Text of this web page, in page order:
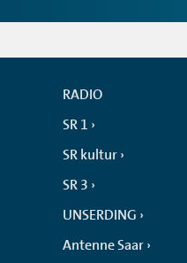
RADIO
SR 1
SR kultur
SR 3
UNSERDING
Antenne Saar